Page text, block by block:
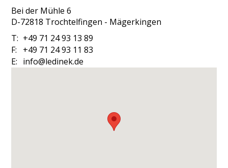
Bei der Mühle 6
D-72818 Trochtelfingen - Mägerkingen
T: +49 71 24 93 13 89
F:
+49 71 24 93 11 83
E: info@ledinek.de